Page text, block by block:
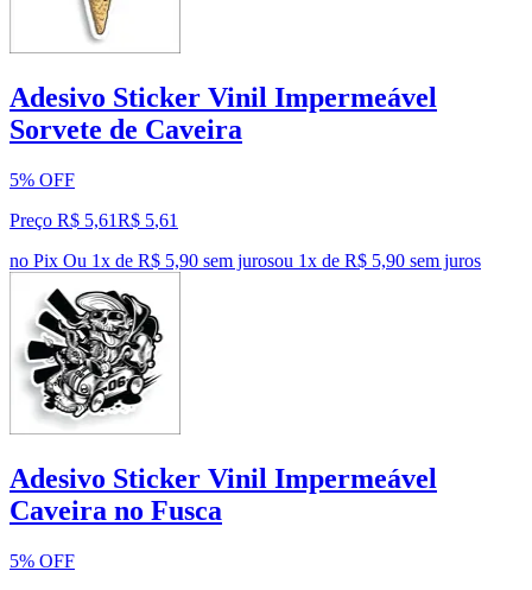
Adesivo Sticker Vinil Impermeável
Sorvete de Caveira
5% OFF
Preço R$ 5,61R$ 5,61
no Pix Ou 1x de R$ 5,90 sem jurosou 1x de R$ 5,90 sem juros
Adesivo Sticker Vinil Impermeável
Caveira no Fusca
5% OFF